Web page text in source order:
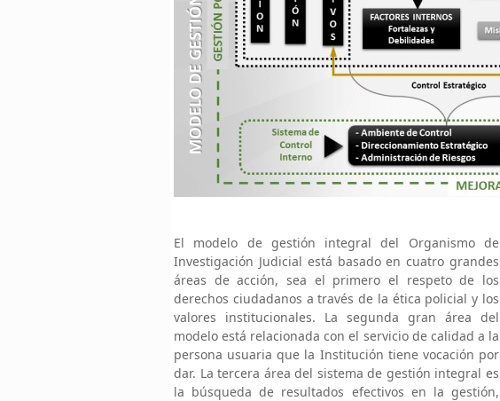
El modelo de gestión integral del Organismo de
Investigación Judicial está basado en cuatro grandes
áreas de acción, sea el primero el respeto de los
derechos ciudadanos a través de la ética policial y los
valores institucionales. La segunda gran área del
modelo está relacionada con el servicio de calidad a la
persona usuaria que la Institución tiene vocación por
dar. La tercera área del sistema de gestión integral es
la búsqueda de resultados efectivos en la gestión,